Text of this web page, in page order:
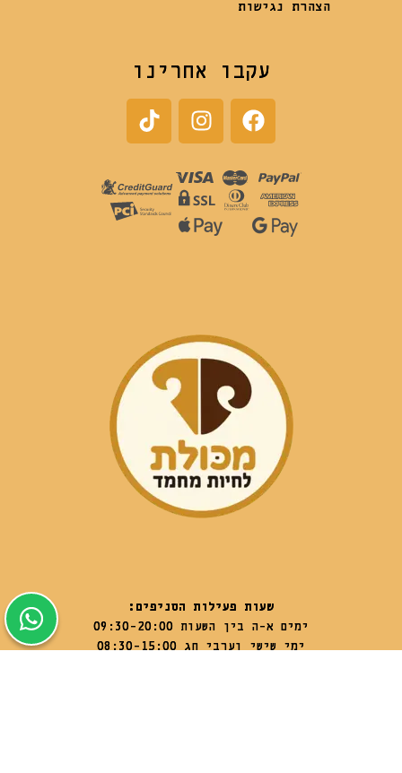
הצהרת נגישות
עקבו אחרינו
שעות פעילות הסניפים:
ימים א-ה בין השעות 09:30-20:00
ימי שישי וערבי חג 08:30-15:00